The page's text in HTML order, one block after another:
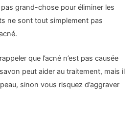
grand-chose pour éliminer les
ne sont tout simplement pas
que l’acné n’est pas causée
peut aider au traitement, mais il
sinon vous risquez d’aggraver